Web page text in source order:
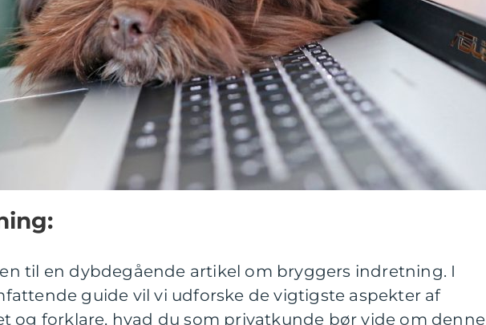
til en dybdegående artikel om bryggers indretning. I
guide vil vi udforske de vigtigste aspekter af
og forklare, hvad du som privatkunde bør vide om denne